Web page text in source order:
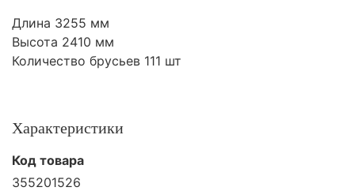
Длина 3255 мм
Высота 2410 мм
Количество брусьев 111 шт
Характеристики
Код товара
355201526